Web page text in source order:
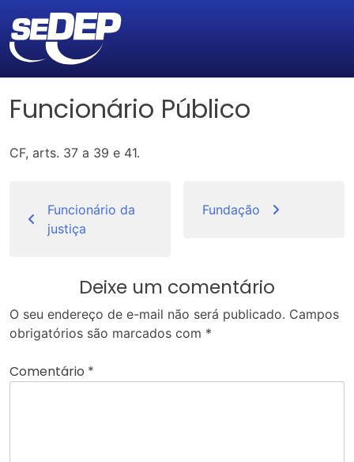
Funcionário Público
CF, arts. 37 a 39 e 41.
de
Post
Funcionário da
justiça
Fundação
Deixe um comentário
O seu endereço de e-mail não será publicado. Campos
obrigatórios são marcados com *
Comentário *